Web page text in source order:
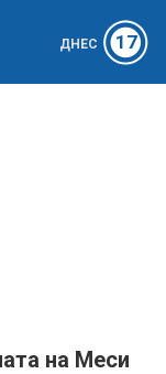
ДНЕС 17
на Меси